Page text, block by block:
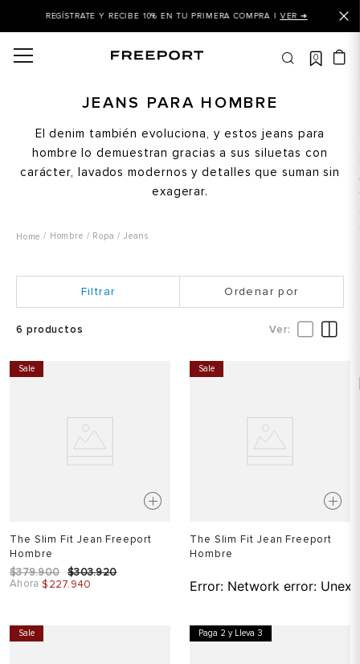
REGÍSTRATE Y RECIBE 10% EN TU PRIMERA COMPRA |VER ➜
0
JEANS PARA HOMBRE
El denim también evoluciona, y estos jeans para
hombre lo demuestran gracias a sus siluetas con
carácter, lavados modernos y detalles que suman sin
exagerar.
Hombre Ropa Jeans
Ordenar por
6 productos
Sale
The Slim Fit Jean Freeport
Hombre
$379.900 $303.920
Ahora $227.940
Sale
The Slim Fit Jean Freeport
Hombre
Error: Network error:
Sale Paga 2 y Lleva 3
balance 327